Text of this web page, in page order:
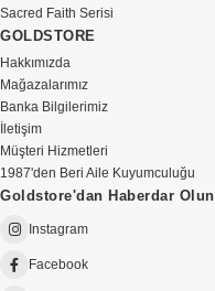
Sacred Faith Serisi
GOLDSTORE
Hakkımızda
Mağazalarımız
Banka Bilgilerimiz
İletişim
Müşteri Hizmetleri
1987'den Beri Aile Kuyumculuğu
Goldstore'dan Haberdar Olun
Instagram
Facebook